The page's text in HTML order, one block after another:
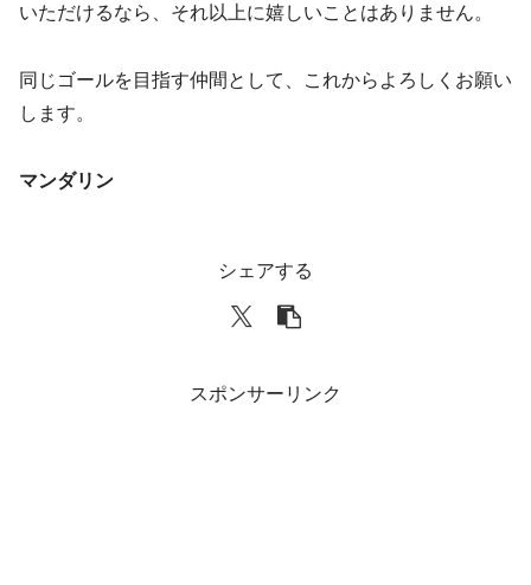
いただけるなら、それ以上に嬉しいことはありません。
同じゴールを目指す仲間として、これからよろしくお願い
します。
マンダリン
シェアする
スポンサーリンク